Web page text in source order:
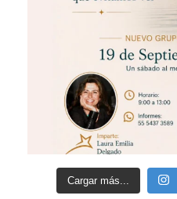
Cargar más...